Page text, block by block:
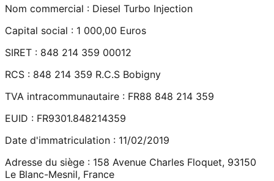
Nom commercial : Diesel Turbo Injection
Capital social : 1 000,00 Euros
SIRET : 848 214 359 00012
RCS : 848 214 359 R.C.S Bobigny
TVA intracommunautaire : FR88 848 214 359
EUID : FR9301.848214359
Date d'immatriculation : 11/02/2019
Adresse du siège : 158 Avenue Charles Floquet, 93150
Le Blanc-Mesnil, France